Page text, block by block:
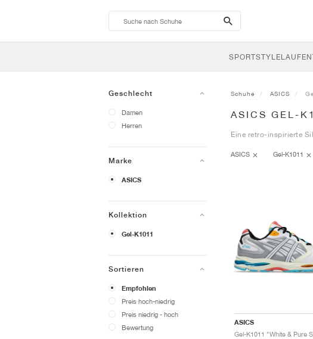
search-
btn
SPORTSTYLELAUFEN
Geschlecht
Damen
Herren
Marke
ASICS
Kollektion
Gel-K1011
Sortieren
Empfohlen
Preis hoch-niedrig
Preis niedrig - hoch
Bewertung
Schuhe ASICS
ASICS GEL-
Eine retro-inspirierte
ASICS Gel-K1011
ASICS
Gel-K1011 "White & Pure